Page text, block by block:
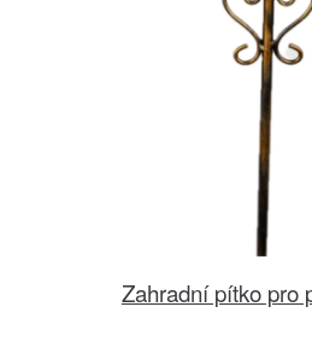
Zahradní pítko pro